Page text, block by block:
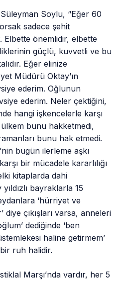
Soylu, “Eğer 60
sadece şehit
Elbette önemlidir, elbette
güçlü, kuvvetli ve bu
Eğer elinize
Müdürü Oktay’ın
ederim. Oğlunun
ederim. Neler çektiğini,
hangi işkencelerle karşı
ülkem bunu hakketmedi,
bunu hak etmedi.
bugün ilerleme aşkı
bir mücadele kararlılığı
kitaplarda dahi
bayraklarla 15
‘hürriyet ve
diye çıkışları varsa, anneleri
dediğinde ‘ben
haline getirmem’
ruh halidir.
Marşı’nda vardır, her 5